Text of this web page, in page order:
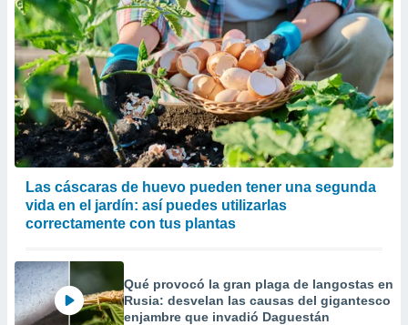
momento
en
en
en
de
un
o acceder
datos
Las cáscaras de huevo pueden tener una segunda
vida en el jardín: así puedes utilizarlas
correctamente con tus plantas
Qué provocó la gran plaga de langostas en
Rusia: desvelan las causas del gigantesco
enjambre que invadió Daguestán